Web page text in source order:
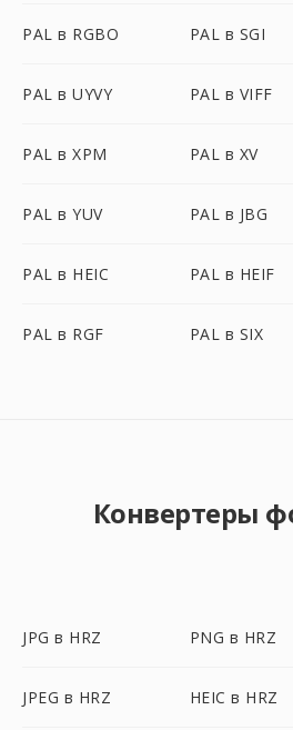
PAL в RGBO PAL в SGI
PAL в UYVY PAL в VIFF
PAL в XPM PAL в XV
PAL в YUV PAL в JBG
PAL в HEIC PAL в HEIF
PAL в RGF PAL в SIX
Конвертеры
JPG в HRZ PNG в HRZ
JPEG в HRZ HEIC в HRZ